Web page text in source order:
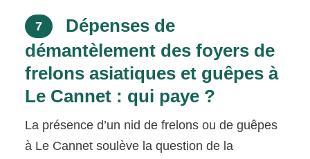
7
Dépenses de
démantèlement des foyers de
frelons asiatiques et guêpes à
Le Cannet : qui paye ?
La présence d’un nid de frelons ou de guêpes
à Le Cannet soulève la question de la